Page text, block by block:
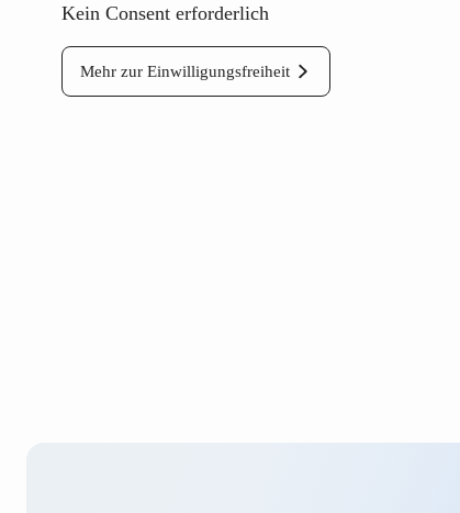
Kein Consent erforderlich
Mehr zur Einwilligungsfreiheit